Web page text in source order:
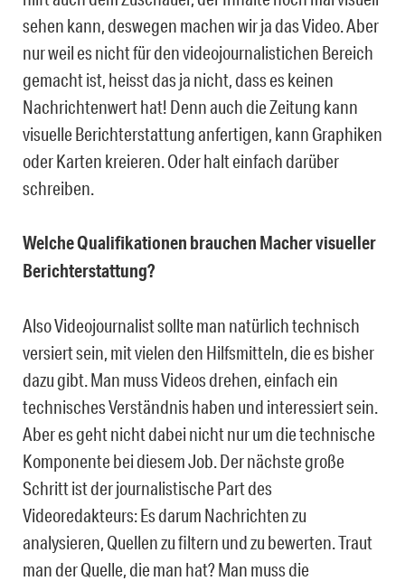
sehen kann, deswegen machen wir ja das Video. Aber
nur weil es nicht für den videojournalistichen Bereich
gemacht ist, heisst das ja nicht, dass es keinen
Nachrichtenwert hat! Denn auch die Zeitung kann
visuelle Berichterstattung anfertigen, kann Graphiken
oder Karten kreieren. Oder halt einfach darüber
schreiben.
Welche Qualifikationen brauchen Macher visueller
Berichterstattung?
Also Videojournalist sollte man natürlich technisch
versiert sein, mit vielen den Hilfsmitteln, die es bisher
dazu gibt. Man muss Videos drehen, einfach ein
technisches Verständnis haben und interessiert sein.
Aber es geht nicht dabei nicht nur um die technische
Komponente bei diesem Job. Der nächste große
Schritt ist der journalistische Part des
Videoredakteurs: Es darum Nachrichten zu
analysieren, Quellen zu filtern und zu bewerten. Traut
man der Quelle, die man hat? Man muss die